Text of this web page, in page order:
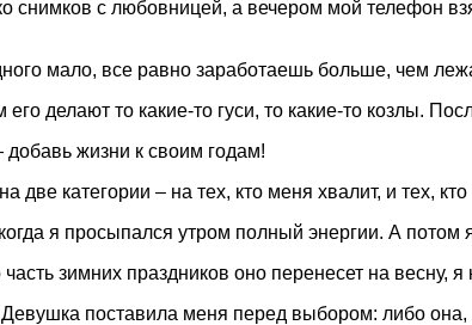
снимков с любовницей, а вечером мой
мало, все равно заработаешь больше, чем
делают то какие-то гуси, то какие-то козлы.
жизни к своим годам!
две категории – на тех, кто меня хвалит, и тех,
я просыпался утром полный энергии. А
часть зимних праздников оно перенесет на весну,
поставила меня перед выбором: либо она,